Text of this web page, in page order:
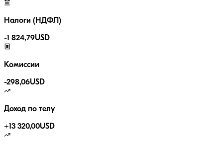
Налоги (НДФЛ)
-1 824,79USD
Комиссии
-298,06USD
Доход по телу
+13 320,00USD